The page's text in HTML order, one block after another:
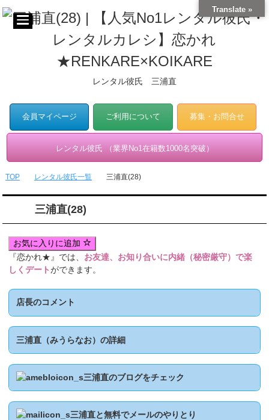
レンタル彼氏 三浦直
会員マイページ ご利用について 募集・お問合せ
レンタル彼氏 （業界No1在籍数1000名突破）
TOP レンタル彼氏一覧 三浦直(28)
三浦直(28)
お気に入りに追加
『恋かれ★』では、 お友達、お知り合いに内緒（秘密厳守）で楽
しくデートができます。
店長のコメント
三浦直（みうらなお）の詳細
三浦直のブログをチェック
三浦直と無料でメールのやりとり
Translate »